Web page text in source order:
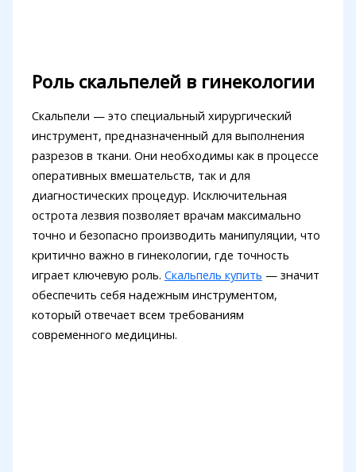
Роль скальпелей в гинекологии
Скальпели — это специальный хирургический
инструмент, предназначенный для выполнения
разрезов в ткани. Они необходимы как в процессе
оперативных вмешательств, так и для
диагностических процедур. Исключительная
острота лезвия позволяет врачам максимально
точно и безопасно производить манипуляции, что
критично важно в гинекологии, где точность
играет ключевую роль. Скальпель купить — значит
обеспечить себя надежным инструментом,
который отвечает всем требованиям
современного медицины.